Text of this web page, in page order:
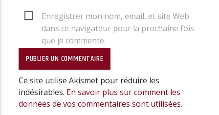
Enregistrer mon nom, email, et site Web
dans ce navigateur pour la prochaine fois
que je commente.
Ce site utilise Akismet pour réduire les
indésirables. En savoir plus sur comment les
données de vos commentaires sont utilisées.